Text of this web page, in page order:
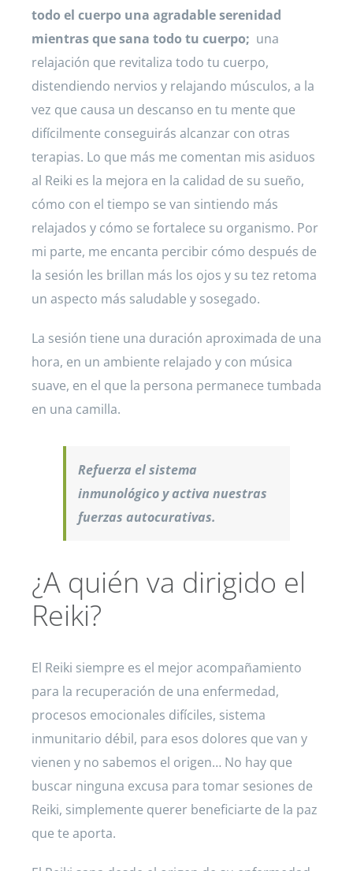
todo el cuerpo una agradable serenidad
mientras que sana todo tu cuerpo; una
relajación que revitaliza todo tu cuerpo,
distendiendo nervios y relajando músculos, a la
vez que causa un descanso en tu mente que
difícilmente conseguirás alcanzar con otras
terapias. Lo que más me comentan mis asiduos
al Reiki es la mejora en la calidad de su sueño,
cómo con el tiempo se van sintiendo más
relajados y cómo se fortalece su organismo. Por
mi parte, me encanta percibir cómo después de
la sesión les brillan más los ojos y su tez retoma
un aspecto más saludable y sosegado.
La sesión tiene una duración aproximada de una
hora, en un ambiente relajado y con música
suave, en el que la persona permanece tumbada
en una camilla.
Refuerza el sistema
inmunológico y activa nuestras
fuerzas autocurativas.
¿A quién va dirigido el
Reiki?
El Reiki siempre es el mejor acompañamiento
para la recuperación de una enfermedad,
procesos emocionales difíciles, sistema
inmunitario débil, para esos dolores que van y
vienen y no sabemos el origen… No hay que
buscar ninguna excusa para tomar sesiones de
Reiki, simplemente querer beneficiarte de la paz
que te aporta.